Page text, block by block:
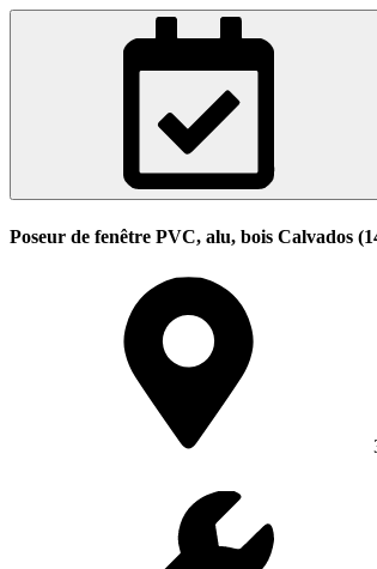
Poseur de fenêtre PVC, alu, bois Calvados